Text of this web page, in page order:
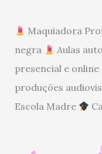
Maquiadora
negra
Aulas
presencial e online
produções
Escola Madre